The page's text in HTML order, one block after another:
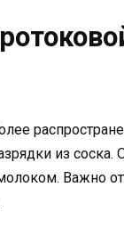
из
Важно